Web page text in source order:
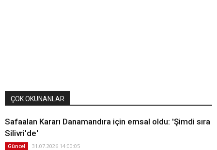
ÇOK OKUNANLAR
Safaalan Kararı Danamandıra için emsal oldu: 'Şimdi sıra
Silivri'de'
Güncel 31.07.2026 14:00:05